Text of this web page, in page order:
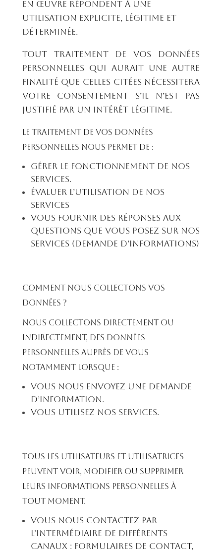
en œuvre répondent à une
utilisation explicite, légitime et
déterminée.
Tout traitement de vos données
personnelles qui aurait une autre
finalité que celles citées nécessitera
votre consentement s’il n’est pas
justifié par un intérêt légitime.
Le traitement de vos données
personnelles nous permet de :
Gérer le fonctionnement de nos
services.
Évaluer l’utilisation de nos
services
Vous fournir des réponses aux
questions que vous posez sur nos
services (demande d’informations)
Comment nous collectons vos
données ?
Nous collectons directement ou
indirectement, des données
personnelles auprès de vous
notamment lorsque :
Vous nous envoyez une demande
d’information.
Vous utilisez nos services.
Tous les utilisateurs et utilisatrices
peuvent voir, modifier ou supprimer
leurs informations personnelles à
tout moment.
Vous nous contactez par
l’intermédiaire de différents
canaux : formulaires de contact,